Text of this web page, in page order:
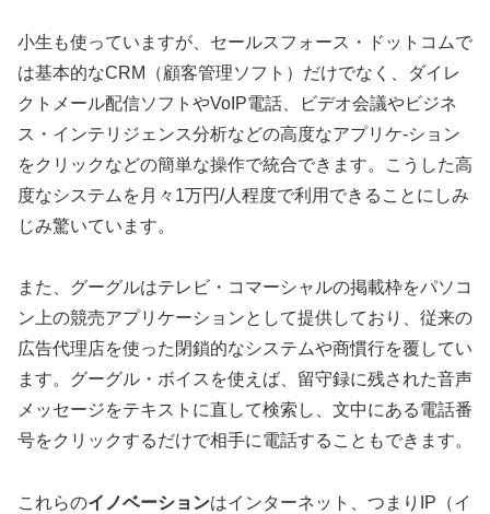
小生も使っていますが、セールスフォース・ドットコムで
は基本的なCRM（顧客管理ソフト）だけでなく、ダイレ
クトメール配信ソフトやVoIP電話、ビデオ会議やビジネ
ス・インテリジェンス分析などの高度なアプリケ-ション
をクリックなどの簡単な操作で統合できます。こうした高
度なシステムを月々1万円/人程度で利用できることにしみ
じみ驚いています。
また、グーグルはテレビ・コマーシャルの掲載枠をパソコ
ン上の競売アプリケーションとして提供しており、従来の
広告代理店を使った閉鎖的なシステムや商慣行を覆してい
ます。グーグル・ボイスを使えば、留守録に残された音声
メッセージをテキストに直して検索し、文中にある電話番
号をクリックするだけで相手に電話することもできます。
これらのイノベーションはインターネット、つまりIP（イ